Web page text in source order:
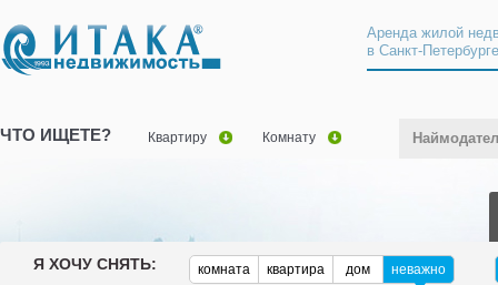
Аренда жилой
в Санкт-
ЧТО ИЩЕТЕ? Квартиру Комнату
Я ХОЧУ СНЯТЬ: комната квартира дом неважно